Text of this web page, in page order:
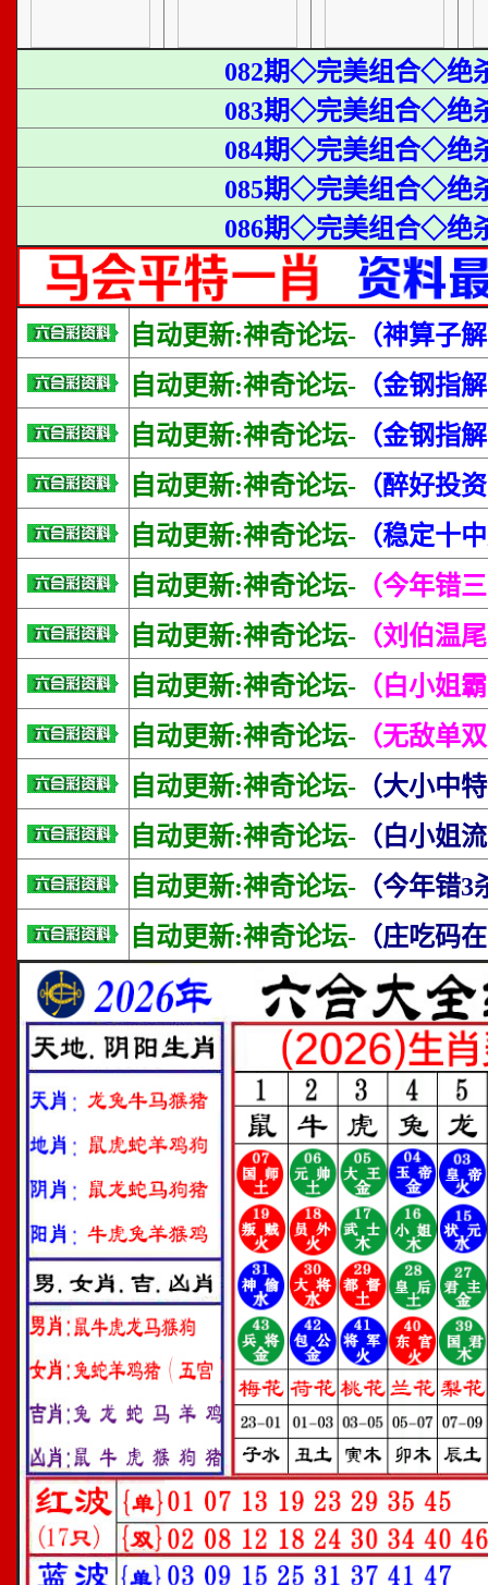
082期◇完美组合◇绝
083期◇完美组合◇绝
084期◇完美组合◇绝
085期◇完美组合◇绝
086期◇完美组合◇绝
自动更新:神奇论坛- （神算子
自动更新:神奇论坛- （金钢指
自动更新:神奇论坛- （金钢指
自动更新:神奇论坛- （醉好投
自动更新:神奇论坛- （稳定十
自动更新:神奇论坛- （今年错
自动更新:神奇论坛- （刘伯温
自动更新:神奇论坛- （白小姐
自动更新:神奇论坛- （无敌单
自动更新:神奇论坛- （大小中
自动更新:神奇论坛- （白小姐
自动更新:神奇论坛- （今年错
自动更新:神奇论坛- （庄吃码